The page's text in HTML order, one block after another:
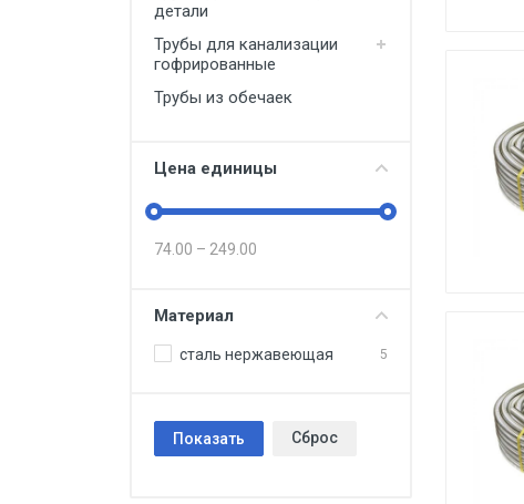
детали
Трубы для канализации
гофрированные
Трубы из обечаек
Цена единицы
74.00 – 249.00
Материал
сталь нержавеющая 5
Показать Сброс